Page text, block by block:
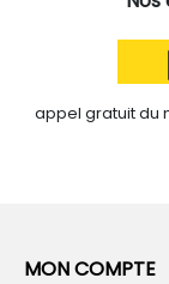
appel gratuit du
MON COMPTE